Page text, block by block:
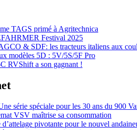
TAGS primé à Agritechnica
Festival 2025
& SDF: les tracteurs italiens aux
modèles 5D : 5V/5S/5F Pro
RVShift a son gagnant !
série spéciale pour les 30 ans du 900
VSV maîtrise sa consommation
d’attelage pivotante pour le nouvel